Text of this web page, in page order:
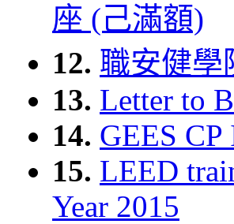
座 (己滿額)
12. 職安健學
13. Letter to
14. GEES
15. LEED
Year 2015